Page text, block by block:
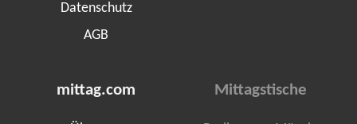
Datenschutz
AGB
mittag.com Mittagstische